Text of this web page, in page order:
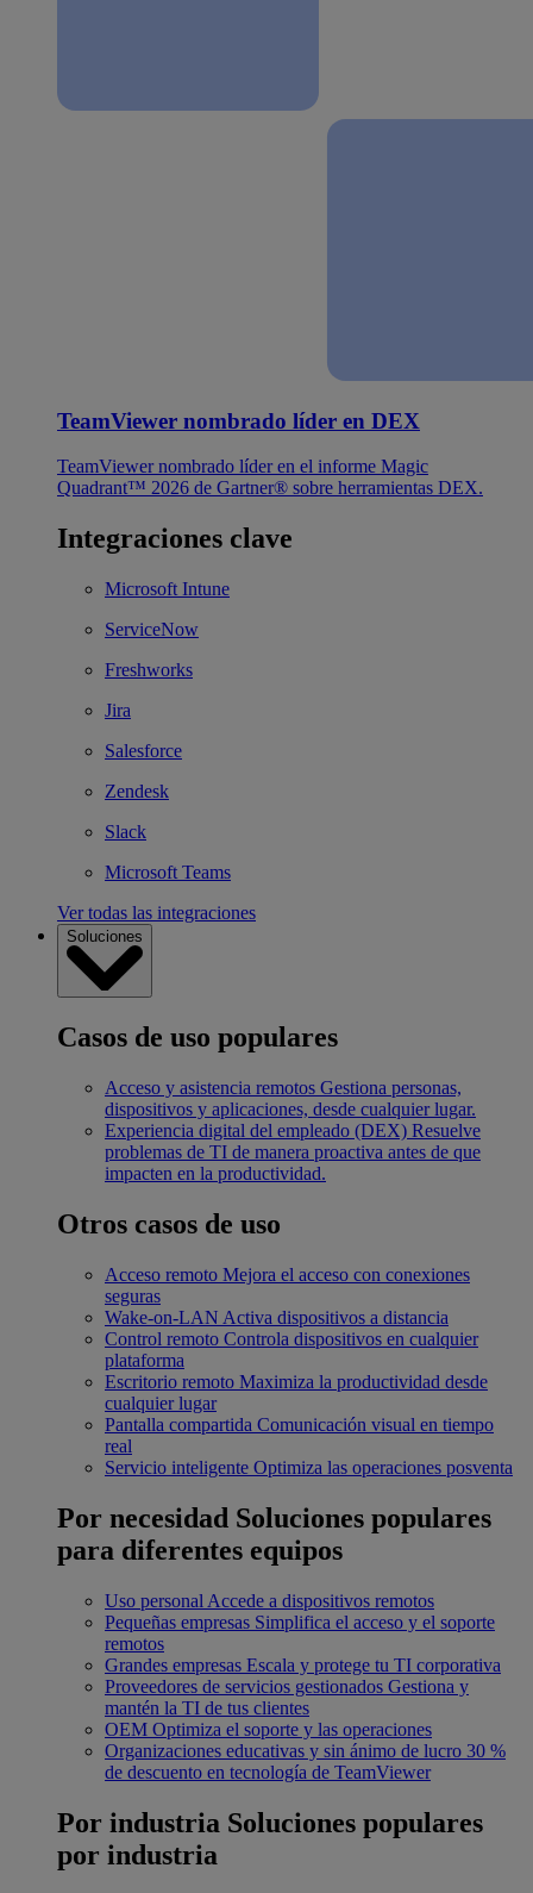
TeamViewer nombrado líder en DEX
TeamViewer nombrado líder en el informe Magic
Quadrant™ 2026 de Gartner® sobre herramientas DEX.
Integraciones clave
Microsoft Intune
ServiceNow
Freshworks
Jira
Salesforce
Zendesk
Slack
Microsoft Teams
Ver todas las integraciones
Soluciones
Casos de uso populares
Acceso y asistencia remotos Gestiona personas,
dispositivos y aplicaciones, desde cualquier lugar.
Experiencia digital del empleado (DEX) Resuelve
problemas de TI de manera proactiva antes de que
impacten en la productividad.
Otros casos de uso
Acceso remoto Mejora el acceso con conexiones
seguras
Wake-on-LAN Activa dispositivos a distancia
Control remoto Controla dispositivos en cualquier
plataforma
Escritorio remoto Maximiza la productividad desde
cualquier lugar
Pantalla compartida Comunicación visual en tiempo
real
Servicio inteligente Optimiza las operaciones posventa
Por necesidad Soluciones populares
para diferentes equipos
Uso personal Accede a dispositivos remotos
Pequeñas empresas Simplifica el acceso y el soporte
remotos
Grandes empresas Escala y protege tu TI corporativa
Proveedores de servicios gestionados Gestiona y
mantén la TI de tus clientes
OEM Optimiza el soporte y las operaciones
Organizaciones educativas y sin ánimo de lucro 30 %
de descuento en tecnología de TeamViewer
Por industria Soluciones populares
por industria